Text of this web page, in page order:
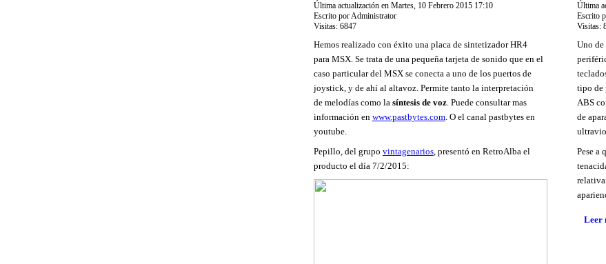
Última actualización en Martes, 10 Febrero 2015 17:10
Escrito por Administrator
Visitas: 6847
Hemos realizado con éxito una placa de sintetizador HR4
para MSX. Se trata de una pequeña tarjeta de sonido que en el
caso particular del MSX se conecta a uno de los puertos de
joystick, y de ahí al altavoz. Permite tanto la interpretación
de melodías como la síntesis de voz. Puede consultar mas
información en www.pastbytes.com. O el canal pastbytes en
youtube.
Pepillo, del grupo vintagenarios, presentó en RetroAlba el
producto el día 7/2/2015:
Última
Escrito
Visitas:
Uno de
tipo de
ABS
de
Pese a
Leer